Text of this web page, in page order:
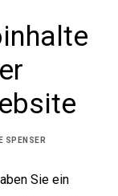
SPENSER
Sie ein